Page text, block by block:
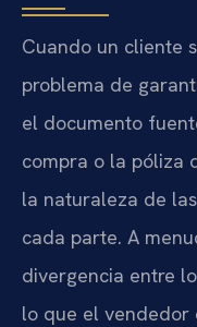
Cuando un cliente
problema de
el documento
compra o la
la naturaleza de
cada parte. A
divergencia entre
lo que el vendedor